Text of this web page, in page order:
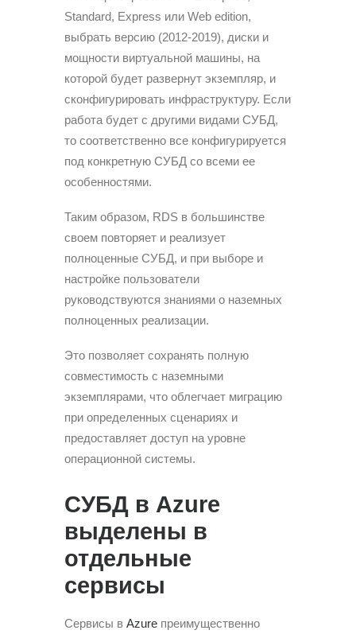
Standard, Express или Web edition,
выбрать версию (2012-2019), диски и
мощности виртуальной машины, на
которой будет развернут экземпляр, и
сконфигурировать инфраструктуру. Если
работа будет с другими видами СУБД,
то соответственно все конфигурируется
под конкретную СУБД со всеми ее
особенностями.
Таким образом, RDS в большинстве
своем повторяет и реализует
полноценные СУБД, и при выборе и
настройке пользователи
руководствуются знаниями о наземных
полноценных реализации.
Это позволяет сохранять полную
совместимость с наземными
экземплярами, что облегчает миграцию
при определенных сценариях и
предоставляет доступ на уровне
операционной системы.
СУБД в Azure
выделены в
отдельные
сервисы
Сервисы в Azure преимущественно